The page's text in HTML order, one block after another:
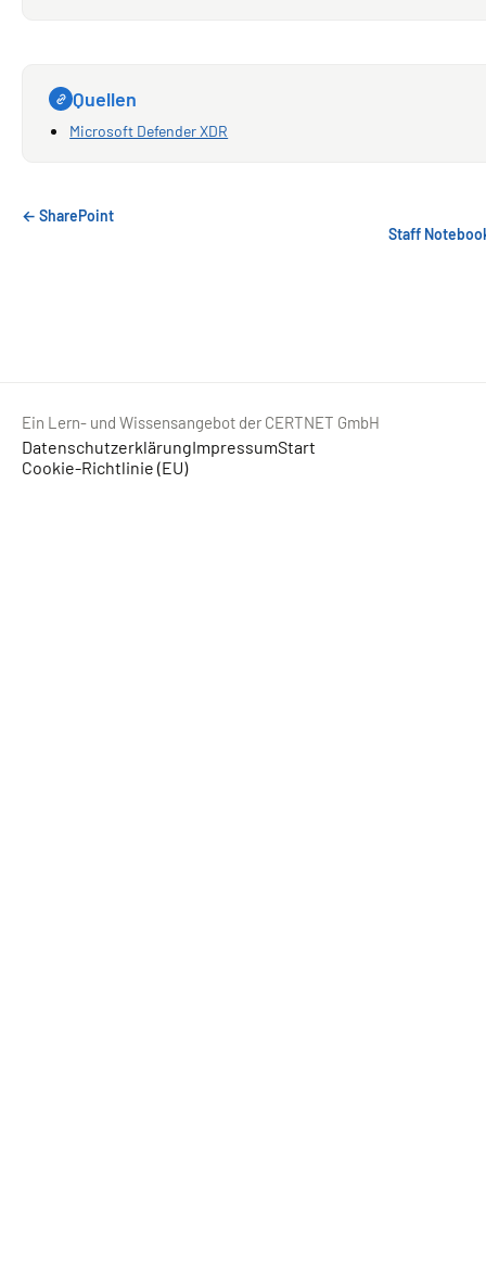
Quellen
Microsoft Defender XDR
← SharePoint
Staff
Ein Lern- und Wissensangebot der CERTNET GmbH
DatenschutzerklärungImpressumStart
Cookie-Richtlinie (EU)